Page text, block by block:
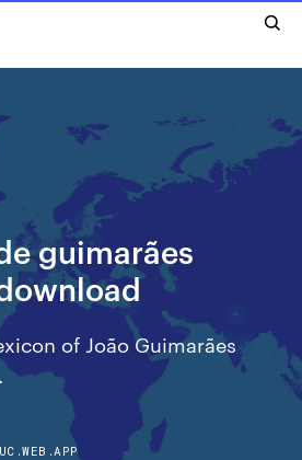
guimarães
of João Guimarães